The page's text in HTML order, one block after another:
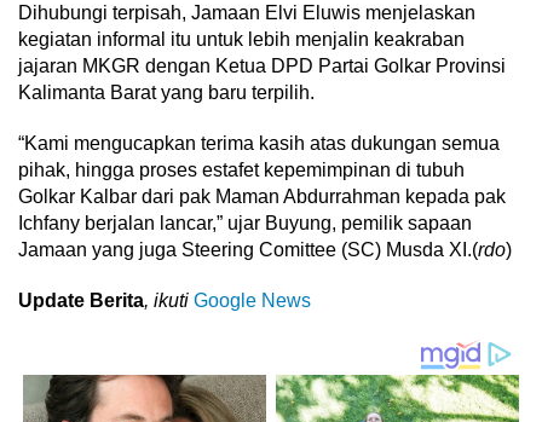
Dihubungi terpisah, Jamaan Elvi Eluwis menjelaskan
kegiatan informal itu untuk lebih menjalin keakraban
jajaran MKGR dengan Ketua DPD Partai Golkar Provinsi
Kalimanta Barat yang baru terpilih.
“Kami mengucapkan terima kasih atas dukungan semua
pihak, hingga proses estafet kepemimpinan di tubuh
Golkar Kalbar dari pak Maman Abdurrahman kepada pak
Ichfany berjalan lancar,” ujar Buyung, pemilik sapaan
Jamaan yang juga Steering Comittee (SC) Musda XI.(rdo)
Update Berita, ikuti Google News